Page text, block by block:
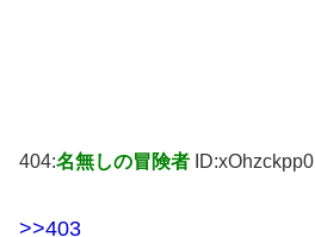
404:名無しの冒険者 ID:xOhzckpp0
>>403